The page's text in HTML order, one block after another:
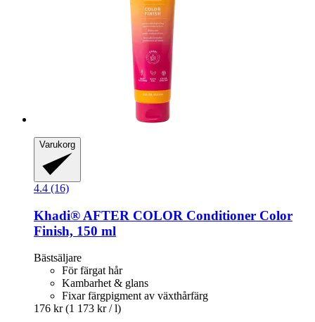
Varukorg
4.4 (16)
Khadi® AFTER COLOR Conditioner Color
Finish, 150 ml
Bästsäljare
För färgat hår
Kambarhet & glans
Fixar färgpigment av växthårfärg
176 kr (1 173 kr / l)